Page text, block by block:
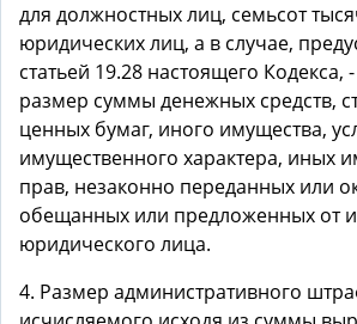
для должностных лиц, семьсот
юридических лиц, а в случае,
статьей 19.28 настоящего Кодекса,
размер суммы денежных средств,
ценных бумаг, иного имущества,
имущественного характера, иных
прав, незаконно переданных или
обещанных или предложенных от
юридического лица.
4. Размер административного